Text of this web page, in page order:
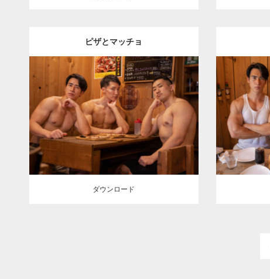
ピザとマッチョ
Update:2024.06.7
Category:ピザ屋のマッチョ（方南町）
kaichanAKIHITO(細マッチョ)
SOSUKE 外資系筋肉 肩
方南町（東
京）
ダウンロード
Category:
SOSUKE
ダウンロ